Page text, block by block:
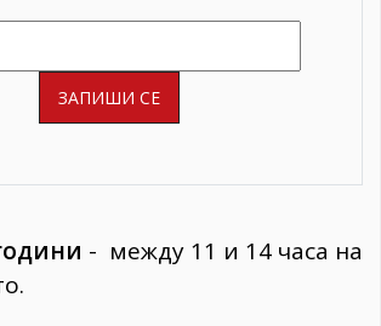
- между 11 и 14 часа на